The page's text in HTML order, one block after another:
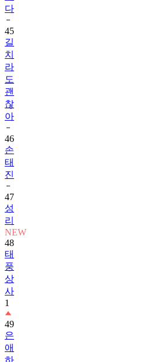
다
45
길
치
라
도
괜
찮
아
46
손
태
진
47
성
리
NEW
48
태
풍
상
사
1
49
은
애
하